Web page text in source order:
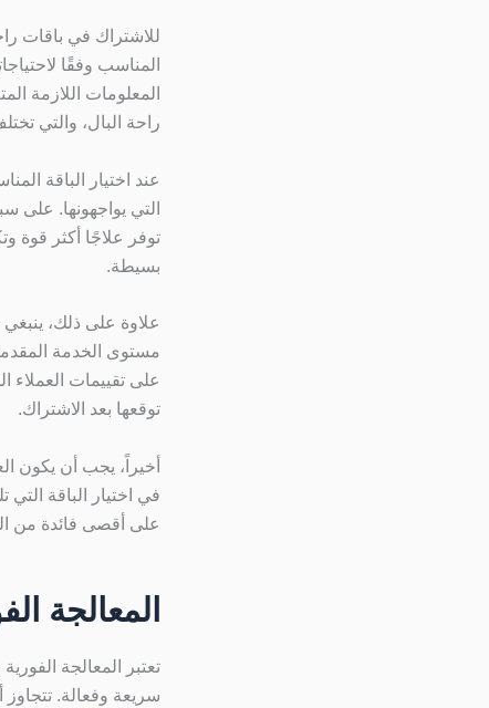
للاشتراك في باقات
المناسب وفقًا
المعلومات اللازمة
راحة البال، والتي
عند اختيار الباقة
توفر علاجًا أكثر قوة
بسيطة.
علاوة على ذلك، ينبغي
مستوى الخدمة
على تقييمات العملاء
توقعها بعد الاشتراك.
أخيراً، يجب أن يكون
في اختيار الباقة
على أقصى فائدة من
المعالجة
تعتبر المعالجة
سريعة وفعالة.